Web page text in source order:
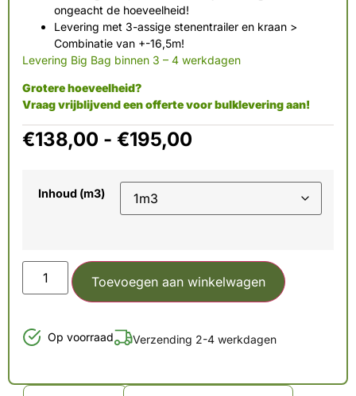
ongeacht de hoeveelheid!
Levering met 3-assige stenentrailer en kraan >
Combinatie van +-16,5m!
Levering Big Bag binnen 3 – 4 werkdagen
Grotere hoeveelheid?
Vraag vrijblijvend een offerte voor bulklevering aan!
€138,00 - €195,00
Inhoud (m3)
Toevoegen aan winkelwagen
Op voorraad Verzending 2-4 werkdagen